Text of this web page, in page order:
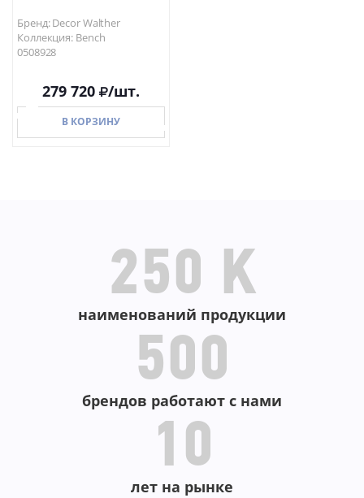
Бренд: Decor Walther
Коллекция: Bench
0508928
279 720 /шт.
В КОРЗИНУ
250 K
наименований продукции
500
брендов работают с нами
10
лет на рынке